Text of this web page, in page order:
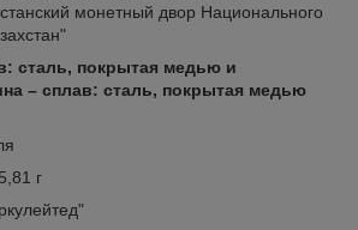
монетный двор Национального
сталь, покрытая медью и
– сплав: сталь, покрытая медью
г